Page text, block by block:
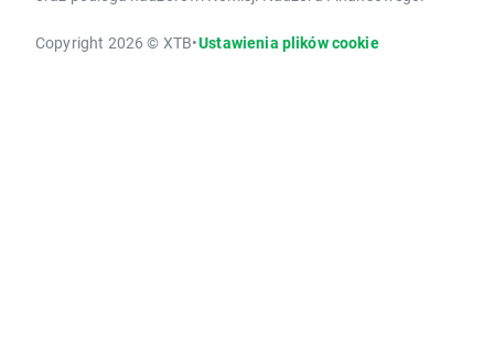
Copyright 2026 © XTB•Ustawienia plików cookie